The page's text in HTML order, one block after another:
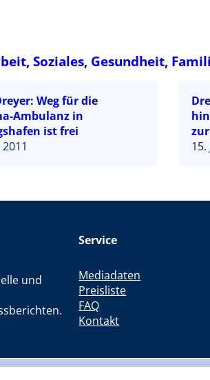
Soziales, Gesundheit,
Weg für die
Ambulanz in
ist frei
15.
und
Service
Mediadaten
Preisliste
FAQ
Kontakt